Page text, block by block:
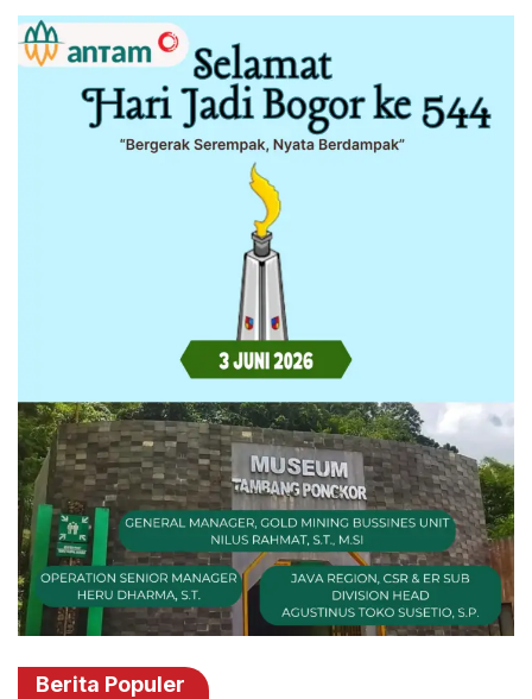
Berita Populer